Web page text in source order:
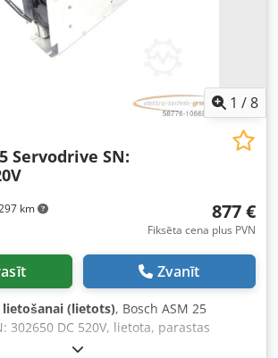
1 /8
km
Servodrive SN:
877 €
Fiksēta cena plus PVN
Zvanīt
lietošanai (lietots), Bosch ASM 25
302650 DC 520V, lietota, parastas
100% funkcionējoša, piegādes apjoms